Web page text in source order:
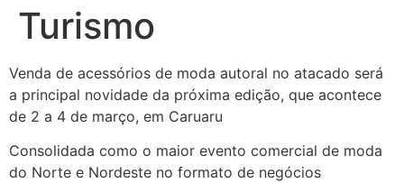
Turismo
Venda de acessórios de moda autoral no atacado será
a principal novidade da próxima edição, que acontece
de 2 a 4 de março, em Caruaru
Consolidada como o maior evento comercial de moda
do Norte e Nordeste no formato de negócios